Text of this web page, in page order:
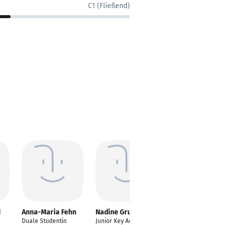
C1 (Fließend)
Anna-Maria Fehn
Duale Studentin
Nadine Gruber
Junior Key Account